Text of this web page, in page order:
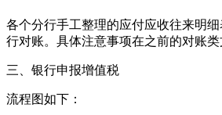
各个分行手工整理的应付应收往来明
行对账。具体注意事项在之前的对账类
三、银行申报增值税
流程图如下：